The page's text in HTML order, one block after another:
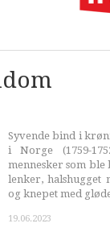
Syvende bind i
i Norge (1759-
mennesker som
lenker, halshugget
og knepet med
19.06.2023